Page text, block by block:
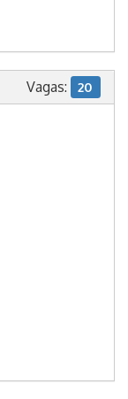
Vagas: 20